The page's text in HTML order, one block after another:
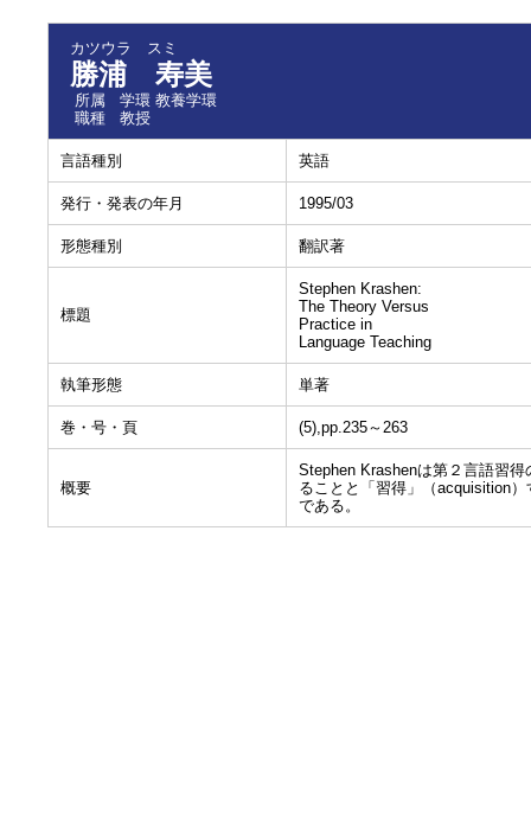
カツウラ スミ
勝浦 寿美
所属
学環 教養学環
職種
教授
言語種別 英語
発行・発表の年月 1995/03
形態種別 翻訳著
標題
Stephen Krashen:
The Theory Versus
Practice in
Language Teaching
執筆形態 単著
巻・号・頁 (5),pp.235～263
概要
Stephen Krashenは第２言語習
ることと「習得」（acquisition
である。